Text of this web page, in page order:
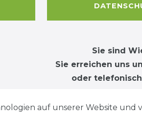
Sie sind
Sie erreichen uns
oder
mit
auf unserer Website und